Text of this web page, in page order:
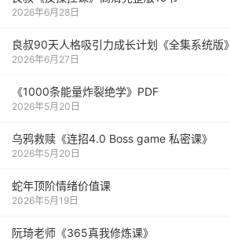
2026年6月28日
良叔90天人格吸引力成长计划《全集系统版》
2026年6月27日
《1000‮能条‬‎量‮裂炸‬‎绝学》PDF
2026年5月20日
乌鸦救赎《连招4.0 Boss game 私密课》
2026年5月20日
蛇年顶阶情绪价值课
2026年5月19日
阮琦老师《365真我修炼课》